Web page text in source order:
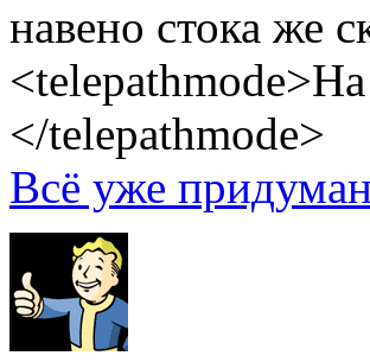
навено стока же
</telepathmode>
Всё уже